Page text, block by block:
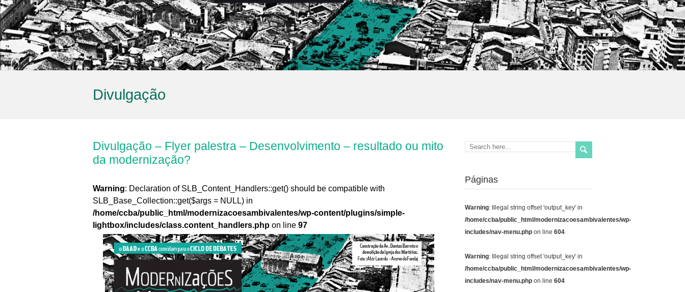
Divulgação
Divulgação – Flyer palestra – Desenvolvimento – resultado ou mito
da modernização?
Warning: Declaration of SLB_Content_Handlers::get() should be compatible with
SLB_Base_Collection::get($args = NULL) in
/home/ccba/public_html/modernizacoesambivalentes/wp-content/plugins/simple-
lightbox/includes/class.content_handlers.php on line 97
Páginas
Warning: Illegal string offset 'output_key' in
/home/ccba/public_html/modernizacoesambivalentes/wp-
includes/nav-menu.php on line 604
Warning: Illegal string offset 'output_key' in
/home/ccba/public_html/modernizacoesambivalentes/wp-
includes/nav-menu.php on line 604